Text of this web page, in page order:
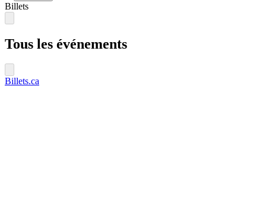
Billets
Tous les événements
Billets.ca